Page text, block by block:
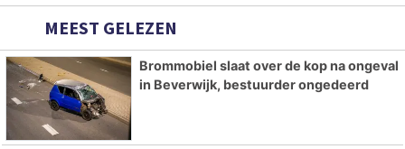
MEEST GELEZEN
Brommobiel slaat over de kop na ongeval
in Beverwijk, bestuurder ongedeerd